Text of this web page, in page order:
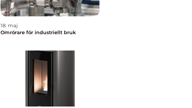
18. maj
Omrörare för industriellt bruk